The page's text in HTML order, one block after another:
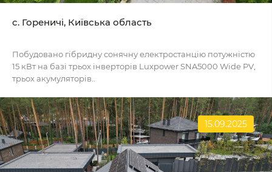
c. Гореничі, Київська область
Побудовано гібридну сонячну електростанцію потужністю
15 кВт на базі трьох інверторів Luxpower SNA5000 Wide PV,
трьох акумуляторів..
15.09.2025